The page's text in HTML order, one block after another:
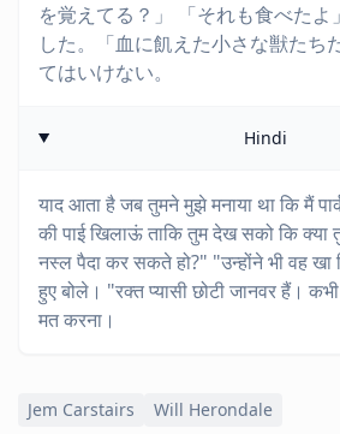
を覚えてる？」 「それも食べたよ
した。「血に飢えた小さな獣たち
てはいけない。
Hindi
याद आता है जब तुमने मुझे मनाया था कि मैं
की पाई खिलाऊं ताकि तुम देख सको कि क्या
नस्ल पैदा कर सकते हो?" "उन्होंने भी वह खा
हुए बोले। "रक्त प्यासी छोटी जानवर हैं।
मत करना।
Jem Carstairs Will Herondale